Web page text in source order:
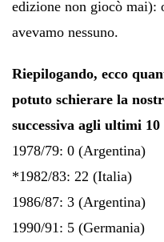
edizione non giocò mai):
avevamo nessuno.
Riepilogando, ecco
potuto schierare la
successiva agli ultimi
1978/79: 0 (Argentina)
*1982/83: 22 (Italia)
1986/87: 3 (Argentina)
1990/91: 5 (Germania)